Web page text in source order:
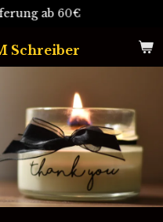
Schreiber
ab 60€